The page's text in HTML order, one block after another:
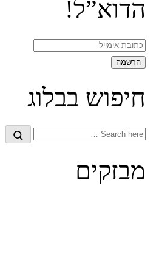
הדוא”ל!
חיפוש בבלוג
Search
מבזקים